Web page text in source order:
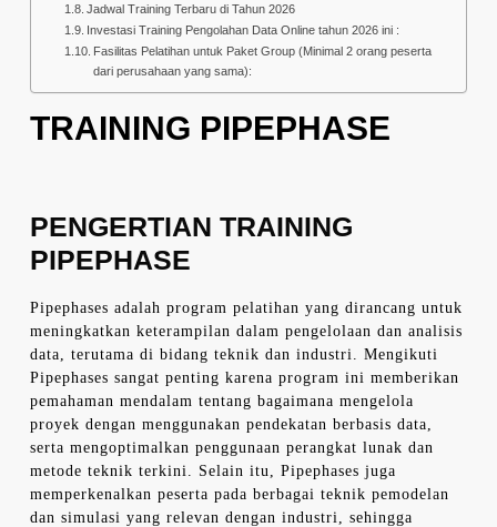
Jadwal Training Terbaru di Tahun 2026
Investasi Training Pengolahan Data Online tahun 2026 ini :
Fasilitas Pelatihan untuk Paket Group (Minimal 2 orang peserta
dari perusahaan yang sama):
TRAINING PIPEPHASE
PENGERTIAN TRAINING
PIPEPHASE
Pipephases adalah program pelatihan yang dirancang untuk
meningkatkan keterampilan dalam pengelolaan dan analisis
data, terutama di bidang teknik dan industri. Mengikuti
Pipephases sangat penting karena program ini memberikan
pemahaman mendalam tentang bagaimana mengelola
proyek dengan menggunakan pendekatan berbasis data,
serta mengoptimalkan penggunaan perangkat lunak dan
metode teknik terkini. Selain itu, Pipephases juga
memperkenalkan peserta pada berbagai teknik pemodelan
dan simulasi yang relevan dengan industri, sehingga